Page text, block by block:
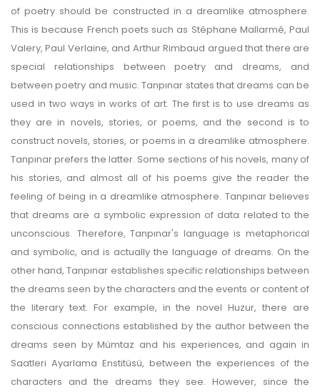
of poetry should be constructed in a dreamlike atmosphere.
This is because French poets such as Stéphane Mallarmé, Paul
Valery, Paul Verlaine, and Arthur Rimbaud argued that there are
special relationships between poetry and dreams, and
between poetry and music. Tanpınar states that dreams can be
used in two ways in works of art. The first is to use dreams as
they are in novels, stories, or poems, and the second is to
construct novels, stories, or poems in a dreamlike atmosphere.
Tanpınar prefers the latter. Some sections of his novels, many of
his stories, and almost all of his poems give the reader the
feeling of being in a dreamlike atmosphere. Tanpınar believes
that dreams are a symbolic expression of data related to the
unconscious. Therefore, Tanpınar's language is metaphorical
and symbolic, and is actually the language of dreams. On the
other hand, Tanpınar establishes specific relationships between
the dreams seen by the characters and the events or content of
the literary text. For example, in the novel Huzur, there are
conscious connections established by the author between the
dreams seen by Mümtaz and his experiences, and again in
Saatleri Ayarlama Enstitüsü, between the experiences of the
characters and the dreams they see. However, since the